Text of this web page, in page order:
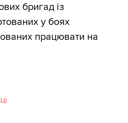
бригад із
у боях
працювати на